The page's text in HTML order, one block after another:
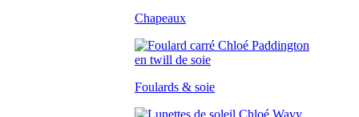
Chapeaux
Foulards & soie